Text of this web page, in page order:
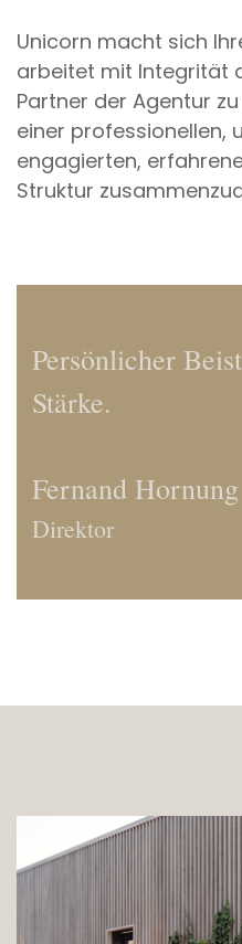
Unicorn macht sich
arbeitet mit Integrität
Partner der Agentur
einer professionellen,
engagierten,
Struktur
Persönlicher
Stärke.
Fernand Hornung
Direktor